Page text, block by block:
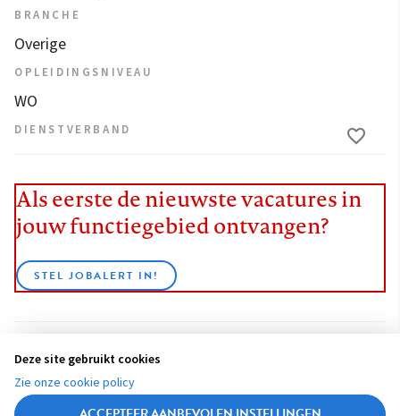
BRANCHE
Overige
OPLEIDINGSNIVEAU
WO
DIENSTVERBAND
Als eerste de nieuwste vacatures in
jouw functiegebied ontvangen?
STEL JOBALERT IN!
BEKIJK ALLE VACATURES
Deze site gebruikt cookies
Zie onze cookie policy